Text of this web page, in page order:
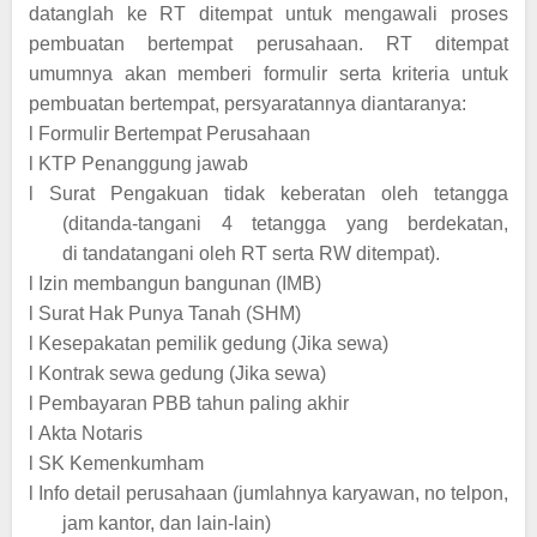
datanglah ke RT ditempat untuk mengawali proses
pembuatan bertempat perusahaan. RT ditempat
umumnya akan memberi formulir serta kriteria untuk
pembuatan bertempat, persyaratannya diantaranya:
Formulir Bertempat Perusahaan
KTP Penanggung jawab
Surat Pengakuan tidak keberatan oleh tetangga
(ditanda-tangani 4 tetangga yang berdekatan,
di tandatangani oleh RT serta RW ditempat).
Izin membangun bangunan (IMB)
Surat Hak Punya Tanah (SHM)
Kesepakatan pemilik gedung (Jika sewa)
Kontrak sewa gedung (Jika sewa)
Pembayaran PBB tahun paling akhir
Akta Notaris
SK Kemenkumham
Info detail perusahaan (jumlahnya karyawan, no telpon,
jam kantor, dan lain-lain)